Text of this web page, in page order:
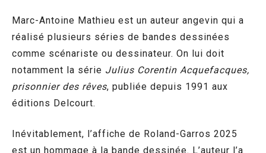
Marc-Antoine Mathieu est un auteur angevin qui a
réalisé plusieurs séries de bandes dessinées
comme scénariste ou dessinateur. On lui doit
notamment la série Julius Corentin Acquefacques,
prisonnier des rêves, publiée depuis 1991 aux
éditions Delcourt.
Inévitablement, l’affiche de Roland-Garros 2025
est un hommage à la bande dessinée. L’auteur l’a